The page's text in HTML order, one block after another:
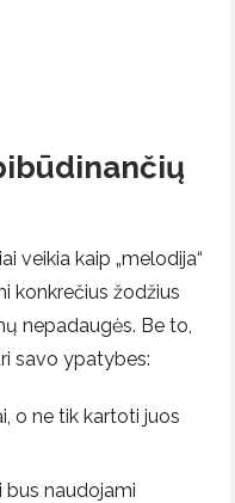
veikia kaip „melodija“
konkrečius žodžius
nepadaugės. Be to,
savo ypatybes:
o ne tik kartoti juos
bus naudojami